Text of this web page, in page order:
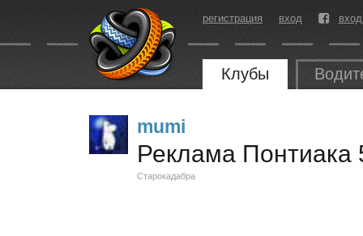
регистрация вход
Клубы
mumi
Реклама Понтиака
Старокадабра